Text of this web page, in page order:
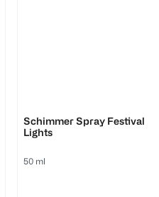
Schimmer Spray Festival
Lights
50 ml